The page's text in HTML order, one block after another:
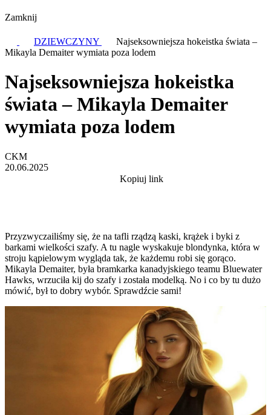
Zamknij
DZIEWCZYNY
Najseksowniejsza hokeistka świata –
Mikayla Demaiter wymiata poza lodem
Najseksowniejsza hokeistka
świata – Mikayla Demaiter
wymiata poza lodem
CKM
20.06.2025
Kopiuj link
Przyzwyczailiśmy się, że na tafli rządzą kaski, krążek i byki z
barkami wielkości szafy. A tu nagle wyskakuje blondynka, która w
stroju kąpielowym wygląda tak, że każdemu robi się gorąco.
Mikayla Demaiter, była bramkarka kanadyjskiego teamu Bluewater
Hawks, wrzuciła kij do szafy i została modelką. No i co by tu dużo
mówić, był to dobry wybór. Sprawdźcie sami!